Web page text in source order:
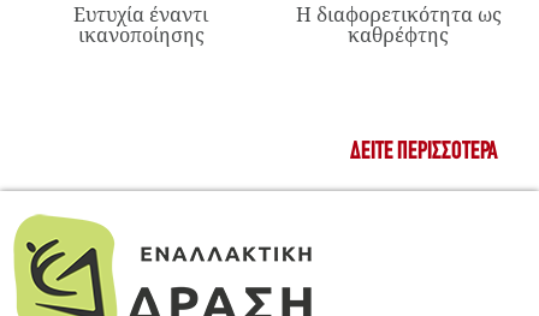
Ευτυχία έναντι
ικανοποίησης
Η διαφορετικότητα ως
καθρέφτης
ΔΕΊΤΕ ΠΕΡΙΣΣΌΤΕΡΑ